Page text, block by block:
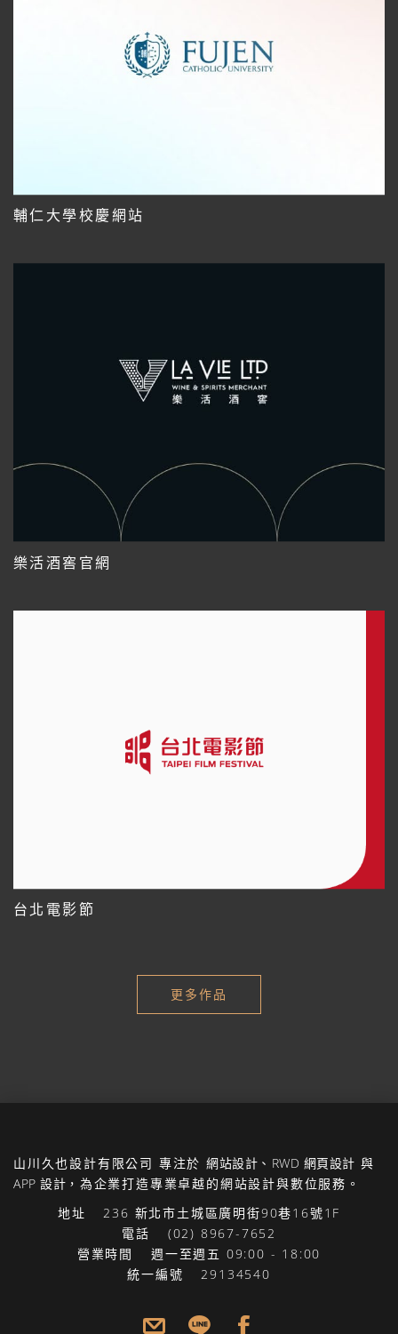
輔仁大學校慶網站
樂活酒窖官網
台北電影節
更多作品
山川久也設計有限公司 專注於網站設計 、 RWD 網頁設計 與
APP 設計 ，為企業打造專業卓越的網站設計與數位服務。
地址
236 新北市土城區廣明街90巷16號1F
電話
(02) 8967-7652
營業時間
週一至週五 09:00 - 18:00
統一編號
29134540